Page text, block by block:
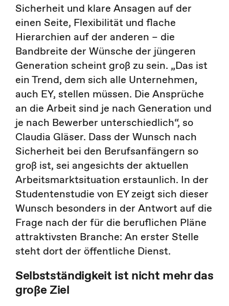
Sicherheit und klare Ansagen auf der
einen Seite, Flexibilität und flache
Hierarchien auf der anderen – die
Bandbreite der Wünsche der jüngeren
Generation scheint groß zu sein. „Das ist
ein Trend, dem sich alle Unternehmen,
auch EY, stellen müssen. Die Ansprüche
an die Arbeit sind je nach Generation und
je nach Bewerber unterschiedlich“, so
Claudia Gläser. Dass der Wunsch nach
Sicherheit bei den Berufsanfängern so
groß ist, sei angesichts der aktuellen
Arbeitsmarktsituation erstaunlich. In der
Studentenstudie von EY zeigt sich dieser
Wunsch besonders in der Antwort auf die
Frage nach der für die beruflichen Pläne
attraktivsten Branche: An erster Stelle
steht dort der öffentliche Dienst.
Selbstständigkeit ist nicht mehr das
große Ziel